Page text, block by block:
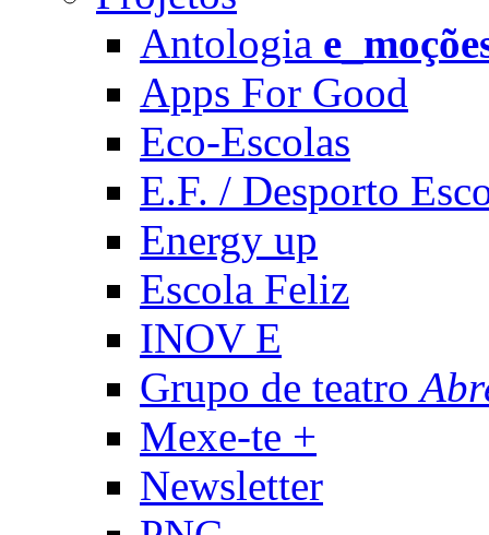
Antologia
Apps For Good
Eco-Escolas
E.F. / Desporto
Energy up
Escola Feliz
INOV E
Grupo de teatro
Mexe-te +
Newsletter